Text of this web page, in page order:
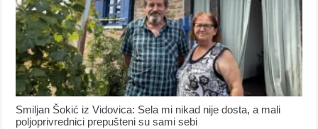
Smiljan Šokić iz Vidovica: Sela mi nikad nije dosta, a mali
poljoprivrednici prepušteni su sami sebi